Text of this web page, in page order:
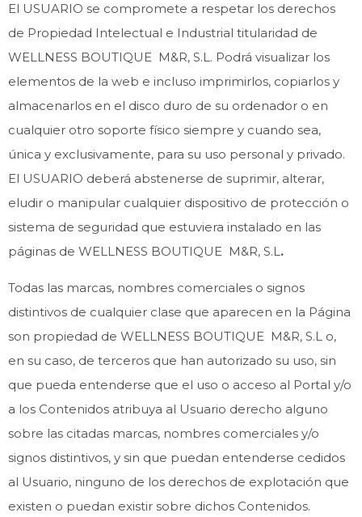
El USUARIO se compromete a respetar los derechos
de Propiedad Intelectual e Industrial titularidad de
WELLNESS BOUTIQUE M&R, S.L. Podrá visualizar los
elementos de la web e incluso imprimirlos, copiarlos y
almacenarlos en el disco duro de su ordenador o en
cualquier otro soporte físico siempre y cuando sea,
única y exclusivamente, para su uso personal y privado.
El USUARIO deberá abstenerse de suprimir, alterar,
eludir o manipular cualquier dispositivo de protección o
sistema de seguridad que estuviera instalado en las
páginas de WELLNESS BOUTIQUE M&R, S.L.
Todas las marcas, nombres comerciales o signos
distintivos de cualquier clase que aparecen en la Página
son propiedad de WELLNESS BOUTIQUE M&R, S.L o,
en su caso, de terceros que han autorizado su uso, sin
que pueda entenderse que el uso o acceso al Portal y/o
a los Contenidos atribuya al Usuario derecho alguno
sobre las citadas marcas, nombres comerciales y/o
signos distintivos, y sin que puedan entenderse cedidos
al Usuario, ninguno de los derechos de explotación que
existen o puedan existir sobre dichos Contenidos.